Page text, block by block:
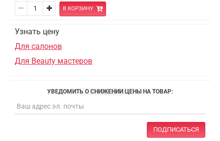
В КОРЗИНУ
Узнать цену
Для салонов
Для Beauty мастеров
УВЕДОМИТЬ О СНИЖЕНИИ ЦЕНЫ НА ТОВАР:
ПОДПИСАТЬСЯ